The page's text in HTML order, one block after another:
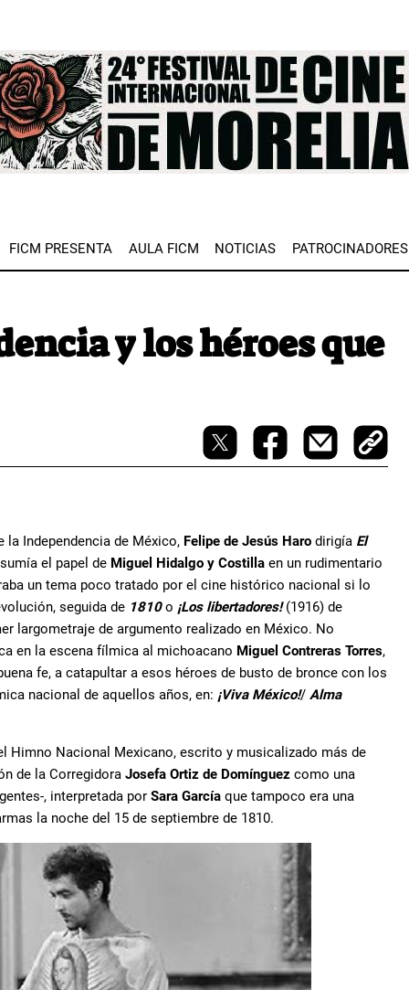
FICM PRESENTA AULA FICM NOTICIAS PATROCINADORES
y los héroes que
la Independencia de México, Felipe de Jesús Haro dirigía El
el papel de Miguel Hidalgo y Costilla en un rudimentario
un tema poco tratado por el cine histórico nacional si lo
seguida de 1810o ¡Los libertadores!(1916) de
largometraje de argumento realizado en México. No
en la escena fílmica al michoacano Miguel Contreras Torres,
fe, a catapultar a esos héroes de busto de bronce con los
nacional de aquellos años, en: ¡Viva México!/ Alma
Himno Nacional Mexicano, escrito y musicalizado más de
de la Corregidora Josefa Ortiz de Domínguez como una
, interpretada por Sara García que tampoco era una
la noche del 15 de septiembre de 1810.